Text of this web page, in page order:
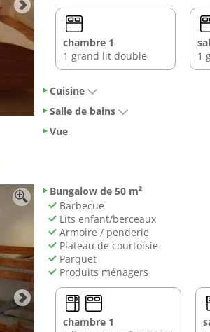
chambre 1
1 grand lit double
1
Cuisine
Salle de bains
Vue
Bungalow de 50 m²
Barbecue
Lits enfant/berceaux
Armoire / penderie
Plateau de courtoisie
Parquet
Produits ménagers
chambre 1